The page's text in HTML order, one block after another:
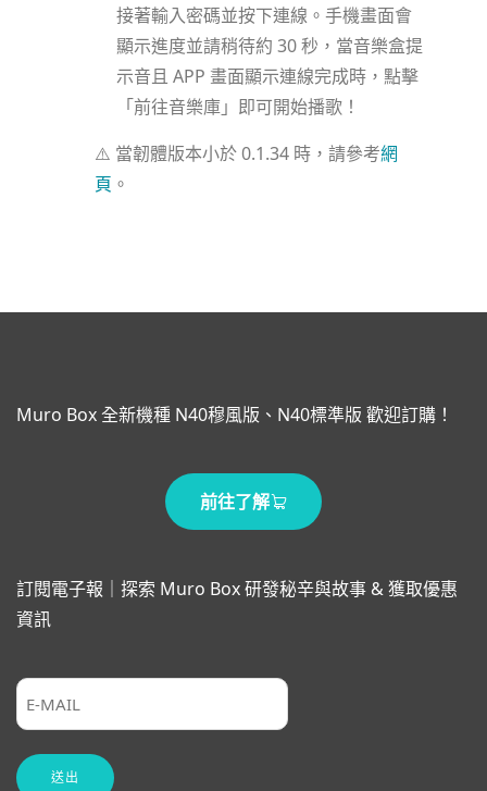
接著輸入密碼並按下連線。手機畫面會
顯示進度並請稍待約 30 秒，當音樂盒提
示音且 APP 畫面顯示連線完成時，點擊
「前往音樂庫」即可開始播歌！
⚠️ 當韌體版本小於 0.1.34 時，請參考網
頁 。
Muro Box 全新機種 N40穆風版、N40標準版 歡迎訂購！
前往了解
訂閱電子報｜探索 Muro Box 研發秘辛與故事 & 獲取優惠
資訊